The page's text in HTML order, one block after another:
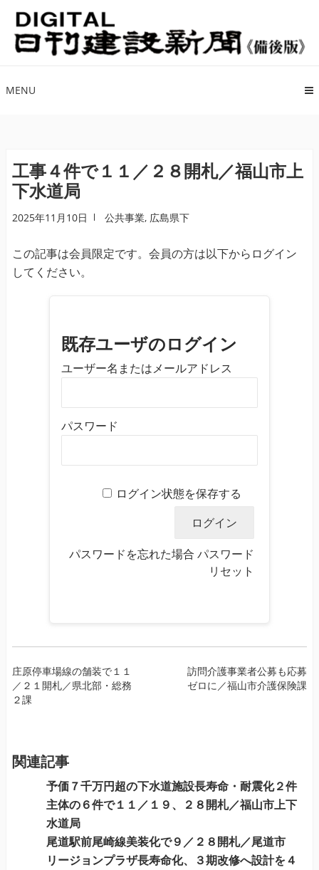
ナ
ビ
ゲ
シ
ス
キ
プ
コ
ン
テ
ツ
ッ
プ
MENU
工事４件で１１／２８開札／福山市上
下水道局
2025年11月10日 公共事業, 広島県下
この記事は会員限定です。会員の方は以下からログイン
してください。
既存ユーザのログイン
ユーザー名またはメールアドレス
パスワード
ログイン状態を保存する
パスワードを忘れた場合 パスワード
リセット
投
稿
ナ
ー
庄原停車場線の舗装で１１
／２１開札／県北部・総務
２課
訪問介護事業者公募も応募
ゼロに／福山市介護保険課
関連記事
予価７千万円超の下水道施設長寿命・耐震化２件
主体の６件で１１／１９、２８開札／福山市上下
水道局
尾道駅前尾崎線美装化で９／２８開札／尾道市
リージョンプラザ長寿命化、３期改修へ設計を４